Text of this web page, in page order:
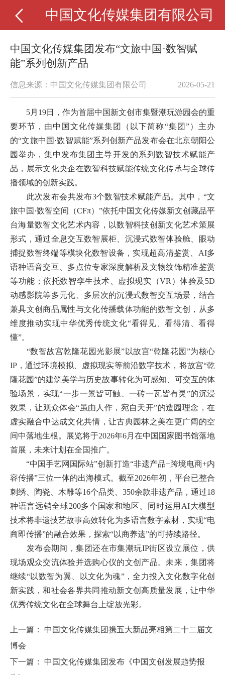
中国文化传媒集团有限公司
中国文化传媒集团发布“文旅中国·数智赋
能”系列创新产品
信息来源：中国文化传媒集团有限公司 2026-05-21
5月19日，作为首届中国新文创市集暨潮玩游园会的重
要环节，由中国文化传媒集团（以下简称“集团”）主办
的“文旅中国·数智赋能”系列创新产品发布会在北京朝阳公
园举办，集中发布集团主导开发的系列数智技术赋能产
品，展示文化央企在数智科技赋能传统文化传承与全球传
播领域的创新实践。
此次发布会共发布3个数智技术赋能产品。其中，“文
旅中国·数智空间（CFπ）”依托中国文化传媒新文创藏品平
台海量数智文化艺术内容，以数智科技创新文化艺术策展
形式，通过全息交互数智展柜、沉浸式数智体验舱、眼动
捕捉数智终端等模块化数智设备，实现超高清鉴赏、AI多
语种语音交互、多点位专家深度解析及文物纹饰精准鉴赏
等功能；依托数智孪生技术、虚拟现实（VR）体验及5D
动感影院等多元化、多层次的沉浸式数智交互场景，结合
兼具文创商品属性与文化传播载体功能的数智文创，从多
维度推动实现中华优秀传统文化“看得见、看得清、看得
懂”。
“数智故宫乾隆花园光影展”以故宫“乾隆花园”为核心
IP，通过环境模拟、虚拟现实等前沿数字技术，将故宫“乾
隆花园”的建筑美学与历史故事转化为可感知、可交互的体
验场景，实现“一步一景皆可触、一砖一瓦皆有灵”的沉浸
效果，让观众体会“虽由人作，宛自天开”的造园理念，在
虚实融合中达成文化共情，让古典园林之美在更广阔的空
间中落地生根。展览将于2026年6月在中国国家图书馆落地
首展，未来计划在全国推广。
“中国手艺网国际站”创新打造“非遗产品+跨境电商+内
容传播”三位一体的出海模式。截至2026年初，平台已整合
刺绣、陶瓷、木雕等16个品类、350余款非遗产品，通过18
种语言远销全球200多个国家和地区。同时运用AI大模型
技术将非遗技艺故事高效转化为多语言数字素材，实现“电
商即传播”的融合效果，探索“以商养遗”的可持续路径。
发布会期间，集团还在市集潮玩IP街区设立展位，供
现场观众交流体验并选购心仪的文创产品。未来，集团将
继续“以数智为翼、以文化为魂”，全力投入文化数字化创
新实践，和社会各界共同推动新文创高质量发展，让中华
优秀传统文化在全球舞台上绽放光彩。
上一篇： 中国文化传媒集团携五大新品亮相第二十二届文
博会
下一篇： 中国文化传媒集团发布《中国文创发展趋势报